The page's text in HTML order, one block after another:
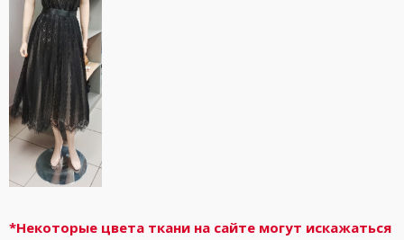
*Некоторые цвета ткани на сайте могут искажаться